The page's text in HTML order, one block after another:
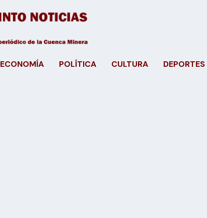
ECONOMÍA POLÍTICA CULTURA DEPORTES